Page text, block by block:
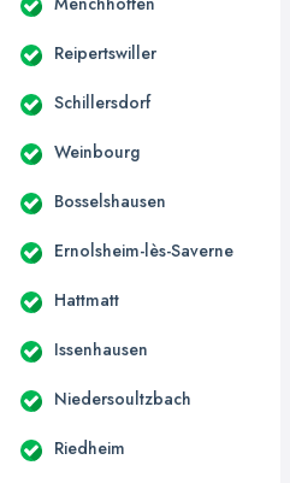
Reipertswiller
Schillersdorf
Weinbourg
Bosselshausen
Ernolsheim-lès-Saverne
Hattmatt
Issenhausen
Niedersoultzbach
Riedheim